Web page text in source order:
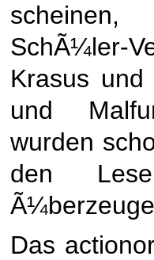
Krasus und
und
wurden
den
Das